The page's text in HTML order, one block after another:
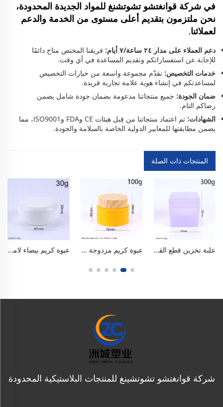
في شركة قوانغتشو تشوتشنغ للمواد الجديدة المحدودة،
نحن ملتزمون بتقديم أعلى مستوى من الخدمة والدعم
لعملائنا.
دعم العملاء على مدار ٢٤ ساعة/٧ أيام:
فريقنا المختص متاح دائمًا
للإجابة عن استفساراتكم وتقديم المساعدة في أي وقت.
خدمات التخصيص: نقدّم مجموعة واسعة من خيارات التخصيص
لمساعدتكم في إنشاء هوية علامة تجارية فريدة.
ضمان الجودة: جميع منتجاتنا مدعومة بضمان جودة شامل يضمن
رضاكم التام.
الشهادات:
تم اعتماد منتجاتنا من قِبل هيئات CE وFDA وISO9001، مما
يضمن مطابقتها للمعايير الدولية الخاصة بالسلامة والجودة.
المنتجات ذات الصلة
علبة تخزين قطع القطن المربعة ذات الغطاء القابل للطي سعة ١٠ أونصة / ٣٠٠ مل، مصنوعة من بلاستيك البولي بروبيلين الآمن للاستخدام مع الأغذية وخالي من مادة البيسفينول أ (BPA)، منظم ذو طبقتين محكم الإغلاق ومزود بطقم داخلي، وصينية قابلة للفصل وملاقط مدمجة. مقاومة للغبار والرطوبة والانكسار، وتفصل بين المواد الرطبة والجافة، بلون أبيض مطفّى وشفاف. عبوة كريم مزدوجة الطبقات من البولي بروبلين سعة ١٠٠ مل / ٣ أونصة، على غرار تصميم تاتشا، مُغشّاة بلون ضبابي، ذات فتحة واسعة للكريمات الوجهية وكريمات توحيد اللون والأقنعة والمقشرات. بألوان الماكرون، خالية من مادة البيسفينول أ (BPA)، آمنة للاستخدام الغذائي، محكمة الإغلاق ومنع التسرب مع سدادة داخلية. قابلة لإعادة الاستخدام، متينة وسهلة الحمل، مناسبة لمنتجات العناية بالبشرة ومستحضرات التجميل. عبوة كريم بيضاء لامعة من البولي بروبيلين (PP) سعة ٣٠ غرام / أونصة واحدة، عبوة فارغة قابلة لإعادة التعبئة مزودة بغطاء محكم الإغلاق، خالية من مادة البيسفينول أ (BPA)، آمنة للاستخدام الغذائي، مقاومة للتسرب، قابلة لإعادة الاستخدام للكريمات الوجهية واليدوية وكمّادات العيون والهلام واللوشن ومستحضرات العناية بالبشرة المُحضَّرة يدويًّا، ومناسبة للسفر والاستخدام اليومي في المنزل أو صالونات التجميل.
شركة قوانغتشو تشوتشينغ للمنتجات البلاستيكية المحدودة